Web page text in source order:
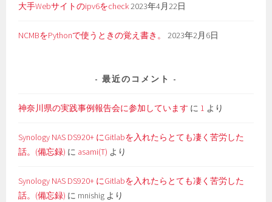
大手Webサイトのipv6をcheck2023年4月22日
NCMBをPythonで使うときの覚え書き。 2023年2月6日
最近のコメント
神奈川県の実践事例報告会に参加しています に 1 より
Synology NAS DS920+ にGitlabを入れたらとても凄く苦労した
話。(備忘録) に asami(T) より
Synology NAS DS920+ にGitlabを入れたらとても凄く苦労した
話。(備忘録) に mnishig より